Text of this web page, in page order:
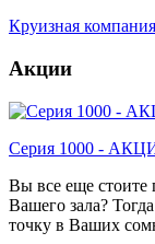
Круизная
Акции
Серия 1000 -
Вы все еще стоите
Вашего зала?
точку в Ваших